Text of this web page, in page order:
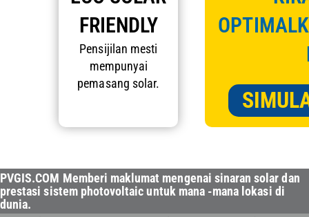
FRIENDLY
Pensijilan mesti
mempunyai
pemasang solar.
PVGIS.COM Memberi maklumat mengenai sinaran solar dan
prestasi sistem photovoltaic untuk mana -mana lokasi di
dunia.